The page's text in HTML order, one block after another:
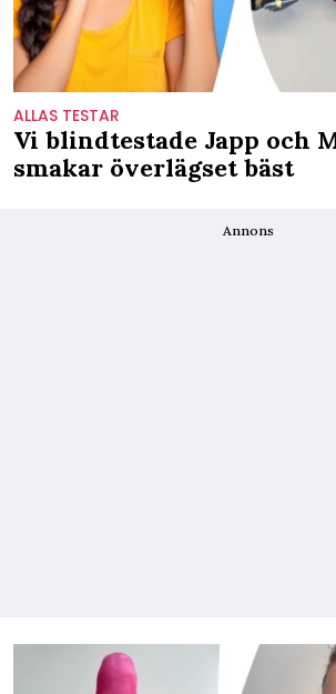
ALLAS TESTAR
Vi blindtestade Japp och
smakar överlägset bäst
Annons